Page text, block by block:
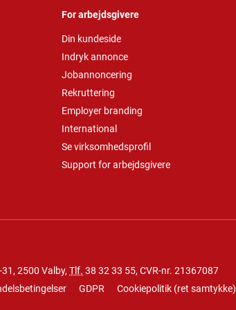
For arbejdsgivere
Din kundeside
Indryk annonce
Jobannoncering
Rekruttering
Employer branding
International
Se virksomhedsprofil
Support for arbejdsgivere
2500 Valby, Tlf. 38 32 33 55, CVR-nr. 21367087
GDPR Cookiepolitik (ret samtykke)